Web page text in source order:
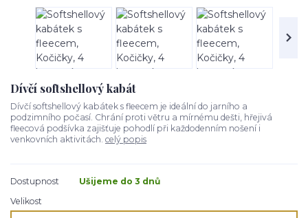
Dívčí softshellový kabát
Dívčí softshellový kabátek s fleecem je ideální do jarního a
podzimního počasí. Chrání proti větru a mírnému dešti, hřejivá
fleecová podšívka zajišťuje pohodlí při každodenním nošení i
venkovních aktivitách. celý popis
Dostupnost
Ušijeme do 3 dnů
Velikost